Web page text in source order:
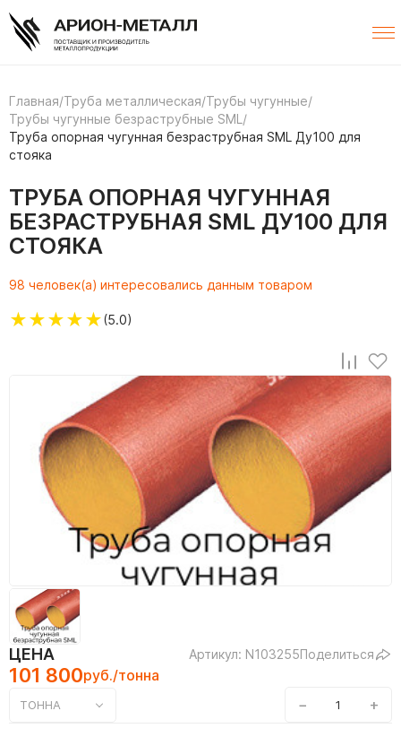
Главная/Труба металлическая/Трубы чугунные/
Трубы чугунные безраструбные SML /
Труба опорная чугунная безраструбная SML Ду100 для
стояка
ТРУБА ОПОРНАЯ ЧУГУННАЯ
БЕЗРАСТРУБНАЯ SML ДУ100 ДЛЯ
СТОЯКА
98 человек(а) интересовались данным товаром
★★★★★(5.0)
ЦЕНА Артикул: N103255Поделиться
101 800руб./тонна
ТОННА − +